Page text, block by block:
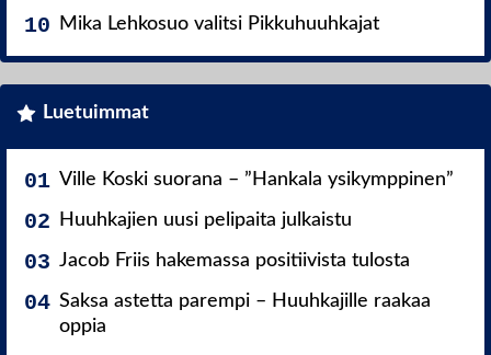
Mika Lehkosuo valitsi Pikkuhuuhkajat
Luetuimmat
Ville Koski suorana – ”Hankala ysikymppinen”
Huuhkajien uusi pelipaita julkaistu
Jacob Friis hakemassa positiivista tulosta
Saksa astetta parempi – Huuhkajille raakaa
oppia